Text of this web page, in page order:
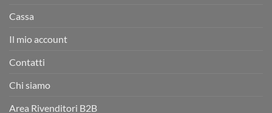
Cassa
Il mio account
Contatti
Chi siamo
Area Rivenditori B2B